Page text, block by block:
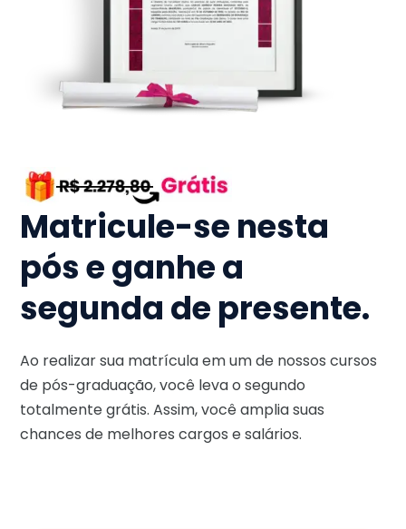
Matricule-se nesta
pós e ganhe a
segunda de presente.
Ao realizar sua matrícula em um de nossos cursos
de pós-graduação, você leva o segundo
totalmente grátis. Assim, você amplia suas
chances de melhores cargos e salários.